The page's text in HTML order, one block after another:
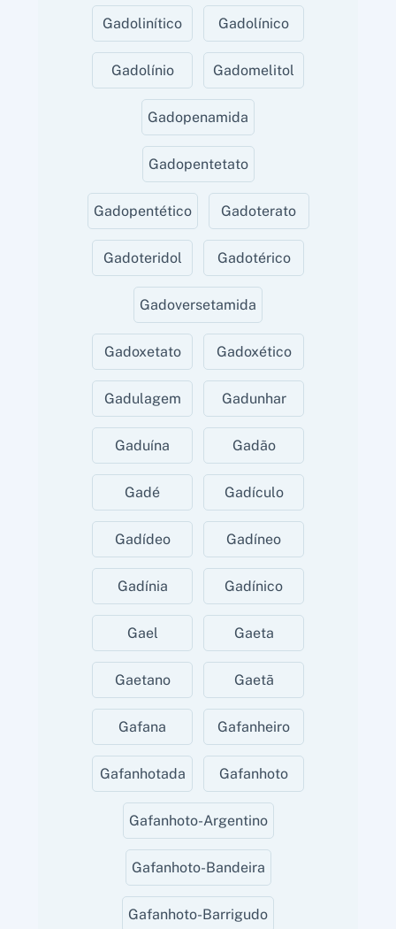
Gadolinítico Gadolínico
Gadolínio Gadomelitol
Gadopenamida
Gadopentetato
Gadopentético Gadoterato
Gadoteridol Gadotérico
Gadoversetamida
Gadoxetato Gadoxético
Gadulagem Gadunhar
Gaduína Gadão
Gadé Gadículo
Gadídeo Gadíneo
Gadínia Gadínico
Gael Gaeta
Gaetano Gaetã
Gafana Gafanheiro
Gafanhotada Gafanhoto
Gafanhoto-Argentino
Gafanhoto-Bandeira
Gafanhoto-Barrigudo